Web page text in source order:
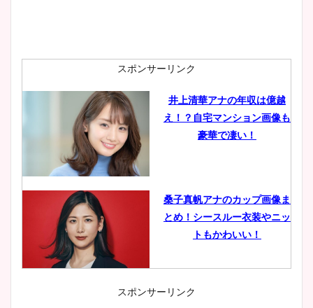
スポンサーリンク
井上清華アナの年収は億越
え！？自宅マンション画像も
豪華で凄い！
桑子真帆アナのカップ画像ま
とめ！シースルー衣装やニッ
トもかわいい！
小室瑛莉子のカップ画像まと
スポンサーリンク